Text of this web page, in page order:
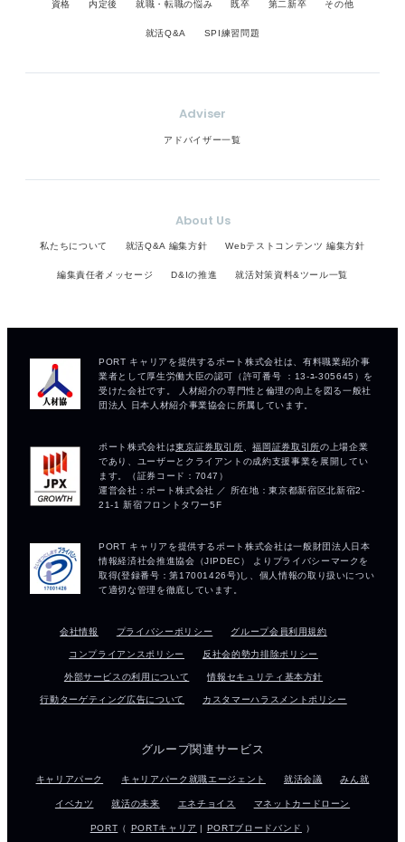
資格 内定後 就職・転職の悩み 既卒 第二新卒 その他
就活Q&A SPI練習問題
Adviser
アドバイザー一覧
About Us
私たちについて 就活Q&A 編集方針 Webテストコンテンツ 編集方針
編集責任者メッセージ D&Iの推進 就活対策資料&ツール一覧
会社情報 プライバシーポリシー グループ会員利用規約
コンプライアンスポリシー 反社会的勢力排除ポリシー
外部サービスの利用について 情報セキュリティ基本方針
行動ターゲティング広告について カスタマーハラスメントポリシー